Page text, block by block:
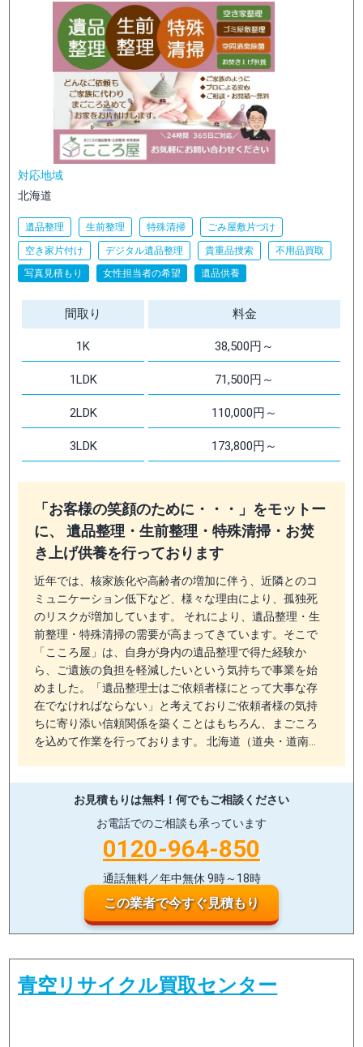
対応地域
北海道
遺品整理 生前整理 特殊清掃 ごみ屋敷片づけ
空き家片付け デジタル遺品整理 貴重品捜索
不用品買取
写真見積もり
女性担当者の希望 遺品供養
間取り 料金
1K 38,500円～
1LDK 71,500円～
2LDK 110,000円～
3LDK 173,800円～
「お客様の笑顔のために・・・」をモットー
に、 遺品整理・生前整理・特殊清掃・お焚
き上げ供養を行っております
近年では、核家族化や高齢者の増加に伴う、近隣とのコ
ミュニケーション低下など、様々な理由により、孤独死
のリスクが増加しています。 それにより、遺品整理・生
前整理・特殊清掃の需要が高まってきています。そこで
「こころ屋」は、自身が身内の遺品整理で得た経験か
ら、ご遺族の負担を軽減したいという気持ちで事業を始
めました。「遺品整理士はご依頼者様にとって大事な存
在でなければならない」と考えておりご依頼者様の気持
ちに寄り添い信頼関係を築くことはもちろん、まごころ
を込めて作業を行っております。 北海道（道央・道南…
お見積もりは無料！ 何でもご相談ください
お電話でのご相談も承っています
0120-964-850
通話無料／年中無休 9時～18時
この業者で今すぐ見積もり
青空リサイクル買取センター